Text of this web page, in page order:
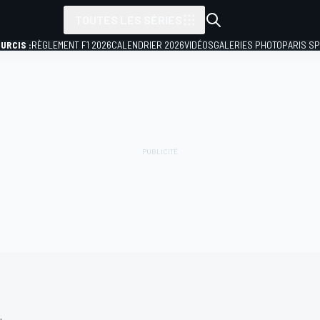
:RÈGLEMENT F1 2026CALENDRIER 2026VIDÉOSGALERIES PHOTOPARIS